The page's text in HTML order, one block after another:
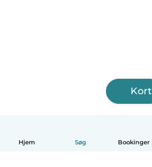
Hjem Søg Bookinger
Kort